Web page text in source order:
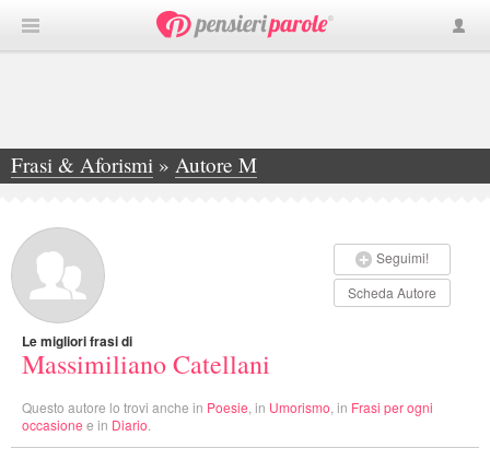
Frasi & Aforismi » Autore M
»Massimiliano Catellani
Seguimi!
Scheda Autore
Le migliori frasi di
Massimiliano Catellani
Questo autore lo trovi anche in Poesie , in Umorismo , in Frasi per ogni
occasione e in Diario